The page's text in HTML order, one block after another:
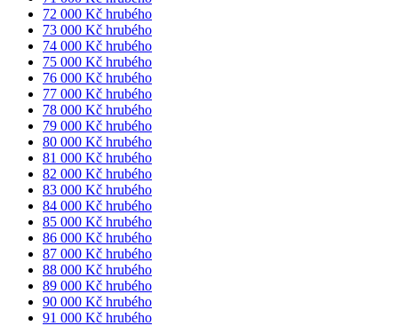
72 000 Kč hrubého
73 000 Kč hrubého
74 000 Kč hrubého
75 000 Kč hrubého
76 000 Kč hrubého
77 000 Kč hrubého
78 000 Kč hrubého
79 000 Kč hrubého
80 000 Kč hrubého
81 000 Kč hrubého
82 000 Kč hrubého
83 000 Kč hrubého
84 000 Kč hrubého
85 000 Kč hrubého
86 000 Kč hrubého
87 000 Kč hrubého
88 000 Kč hrubého
89 000 Kč hrubého
90 000 Kč hrubého
91 000 Kč hrubého